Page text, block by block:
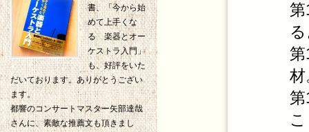
書、「今から始
めて上手くな
る 楽器とオー
ケストラ入門」
も、好評をいた
だいております。ありがとうござい
ます。
都響のコンサートマスター矢部達哉
さんに、素敵な推薦文も頂きまし